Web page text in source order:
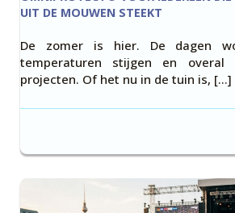
UIT DE MOUWEN STEEKT
De zomer is hier. De dagen
temperaturen stijgen en overal
projecten. Of het nu in de tuin is, […]